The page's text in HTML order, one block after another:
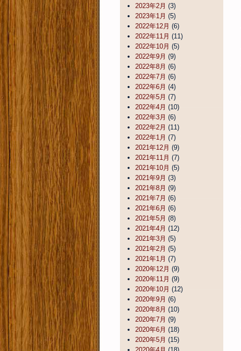
2023年2月 (3)
2023年1月 (5)
2022年12月 (6)
2022年11月 (11)
2022年10月 (5)
2022年9月 (9)
2022年8月 (6)
2022年7月 (6)
2022年6月 (4)
2022年5月 (7)
2022年4月 (10)
2022年3月 (6)
2022年2月 (11)
2022年1月 (7)
2021年12月 (9)
2021年11月 (7)
2021年10月 (5)
2021年9月 (3)
2021年8月 (9)
2021年7月 (6)
2021年6月 (6)
2021年5月 (8)
2021年4月 (12)
2021年3月 (5)
2021年2月 (5)
2021年1月 (7)
2020年12月 (9)
2020年11月 (9)
2020年10月 (12)
2020年9月 (6)
2020年8月 (10)
2020年7月 (9)
2020年6月 (18)
2020年5月 (15)